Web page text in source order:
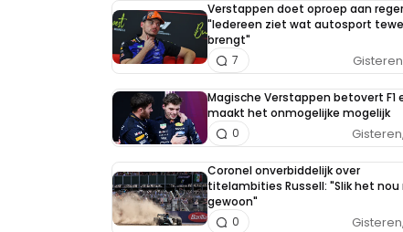
Verstappen doet oproep aan
"Iedereen ziet wat autosport
brengt"
7
Magische Verstappen betovert F1
maakt het onmogelijke mogelijk
0
Coronel onverbiddelijk over
titelambities Russell: "Slik het nou
gewoon"
0